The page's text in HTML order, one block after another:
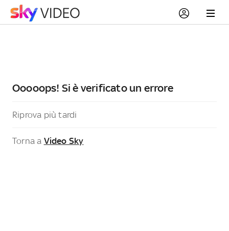
Ooooops! Si è verificato un errore
Riprova più tardi
Torna a Video Sky